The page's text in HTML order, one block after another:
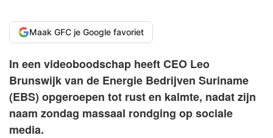
Maak GFC je Google favoriet
In een videoboodschap heeft CEO Leo
Brunswijk van de Energie Bedrijven Suriname
(EBS) opgeroepen tot rust en kalmte, nadat zijn
naam zondag massaal rondging op sociale
media.